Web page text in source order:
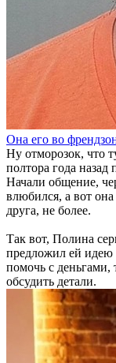
Она его во
Ну отморозок, что
полтора года
Начали общение,
влюбился, а вот она
друга, не более.
Так вот, Полина
предложил ей идею
помочь с деньгами,
обсудить детали.